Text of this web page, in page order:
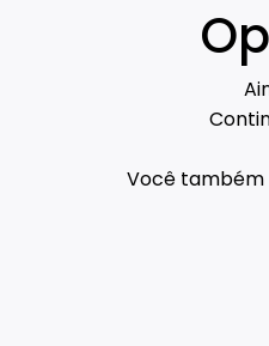
Você também